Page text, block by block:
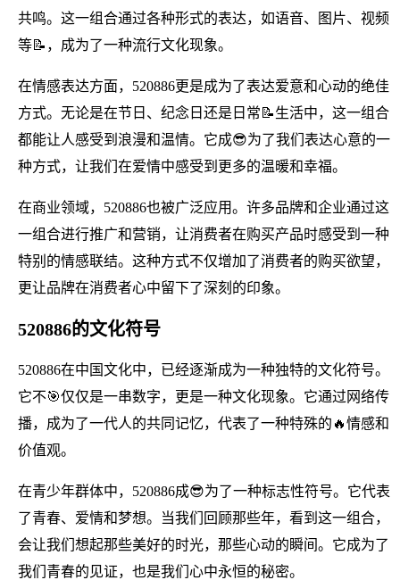
共鸣。这一组合通过各种形式的表达，如语音、图片、视频
等📝，成为了一种流行文化现象。
在情感表达方面，520886更是成为了表达爱意和心动的绝佳
方式。无论是在节日、纪念日还是日常📝生活中，这一组合
都能让人感受到浪漫和温情。它成😎为了我们表达心意的一
种方式，让我们在爱情中感受到更多的温暖和幸福。
在商业领域，520886也被广泛应用。许多品牌和企业通过这
一组合进行推广和营销，让消费者在购买产品时感受到一种
特别的情感联结。这种方式不仅增加了消费者的购买欲望，
更让品牌在消费者心中留下了深刻的印象。
520886的文化符号
520886在中国文化中，已经逐渐成为一种独特的文化符号。
它不🎯仅仅是一串数字，更是一种文化现象。它通过网络传
播，成为了一代人的共同记忆，代表了一种特殊的🔥情感和
价值观。
在青少年群体中，520886成😎为了一种标志性符号。它代表
了青春、爱情和梦想。当我们回顾那些年，看到这一组合，
会让我们想起那些美好的时光，那些心动的瞬间。它成为了
我们青春的见证，也是我们心中永恒的秘密。